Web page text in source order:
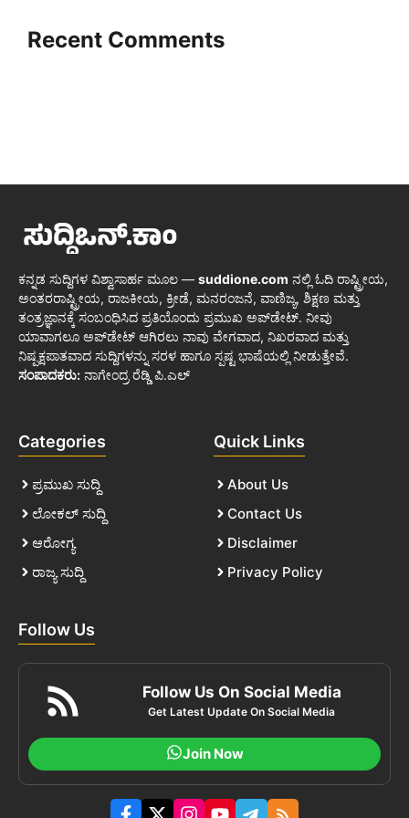
Recent Comments
ಕನ್ನಡ ಸುದ್ದಿಗಳ ವಿಶ್ವಾಸಾರ್ಹ ಮೂಲ — suddione.com ನಲ್ಲಿ ಓದಿ ರಾಷ್ಟ್ರೀಯ,
ಅಂತರರಾಷ್ಟ್ರೀಯ, ರಾಜಕೀಯ, ಕ್ರೀಡೆ, ಮನರಂಜನೆ, ವಾಣಿಜ್ಯ, ಶಿಕ್ಷಣ ಮತ್ತು
ತಂತ್ರಜ್ಞಾನಕ್ಕೆ ಸಂಬಂಧಿಸಿದ ಪ್ರತಿಯೊಂದು ಪ್ರಮುಖ ಅಪ್‌ಡೇಟ್. ನೀವು
ಯಾವಾಗಲೂ ಅಪ್‌ಡೇಟ್ ಆಗಿರಲು ನಾವು ವೇಗವಾದ, ನಿಖರವಾದ ಮತ್ತು
ನಿಷ್ಪಕ್ಷಪಾತವಾದ ಸುದ್ದಿಗಳನ್ನು ಸರಳ ಹಾಗೂ ಸ್ಪಷ್ಟ ಭಾಷೆಯಲ್ಲಿ ನೀಡುತ್ತೇವೆ.
ಸಂಪಾದಕರು: ನಾಗೇಂದ್ರ ರೆಡ್ಡಿ ಪಿ.ಎಲ್
Categories
ಪ್ರಮುಖ ಸುದ್ದಿ
ಲೋಕಲ್ ಸುದ್ದಿ
ಆರೋಗ್ಯ
ರಾಜ್ಯ ಸುದ್ದಿ
Quick Links
About Us
Contact Us
Disclaimer
Privacy Policy
Follow Us
Follow Us On Social Media
Get Latest Update On Social Media
Join Now